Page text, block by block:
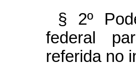
§ 2º
federal
referida no